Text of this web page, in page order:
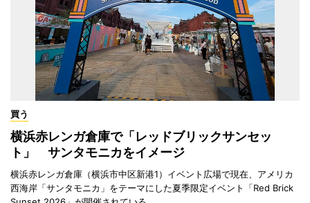
買う
横浜赤レンガ倉庫で「レッドブリックサンセッ
ト」 サンタモニカをイメージ
横浜赤レンガ倉庫（横浜市中区新港1）イベント広場で現在、アメリカ
西海岸「サンタモニカ」をテーマにした夏季限定イベント「Red Brick